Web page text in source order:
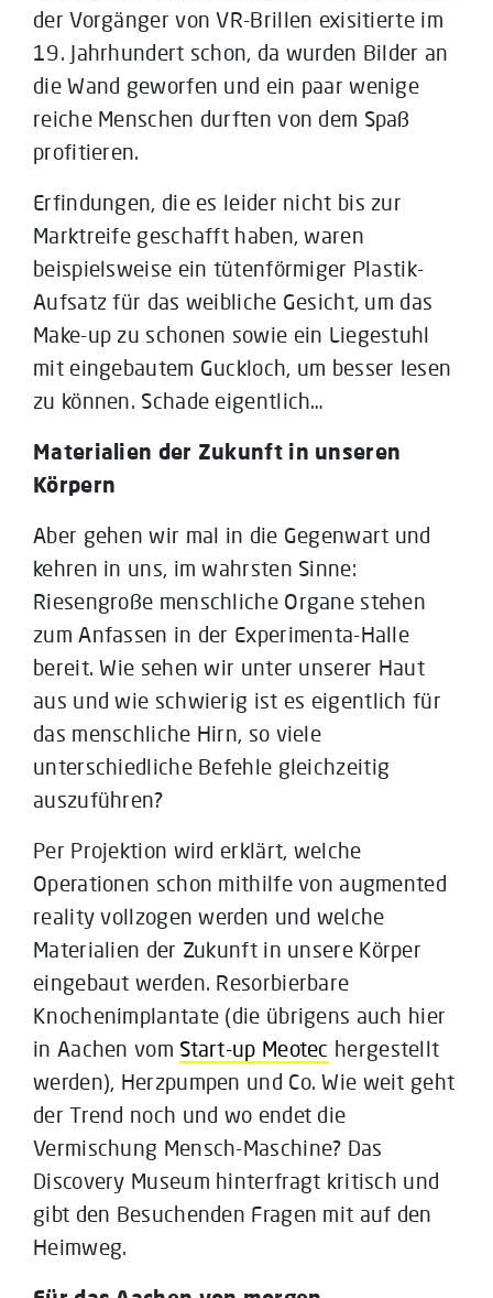
der Vorgänger von VR-Brillen exisitierte im
19. Jahrhundert schon, da wurden Bilder an
die Wand geworfen und ein paar wenige
reiche Menschen durften von dem Spaß
profitieren.
Erfindungen, die es leider nicht bis zur
Marktreife geschafft haben, waren
beispielsweise ein tütenförmiger Plastik-
Aufsatz für das weibliche Gesicht, um das
Make-up zu schonen sowie ein Liegestuhl
mit eingebautem Guckloch, um besser lesen
zu können. Schade eigentlich…
Materialien der Zukunft in unseren
Körpern
Aber gehen wir mal in die Gegenwart und
kehren in uns, im wahrsten Sinne:
Riesengroße menschliche Organe stehen
zum Anfassen in der Experimenta-Halle
bereit. Wie sehen wir unter unserer Haut
aus und wie schwierig ist es eigentlich für
das menschliche Hirn, so viele
unterschiedliche Befehle gleichzeitig
auszuführen?
Per Projektion wird erklärt, welche
Operationen schon mithilfe von augmented
reality vollzogen werden und welche
Materialien der Zukunft in unsere Körper
eingebaut werden. Resorbierbare
Knochenimplantate (die übrigens auch hier
in Aachen vom Start-up Meotec hergestellt
werden), Herzpumpen und Co. Wie weit geht
der Trend noch und wo endet die
Vermischung Mensch-Maschine? Das
Discovery Museum hinterfragt kritisch und
gibt den Besuchenden Fragen mit auf den
Heimweg.